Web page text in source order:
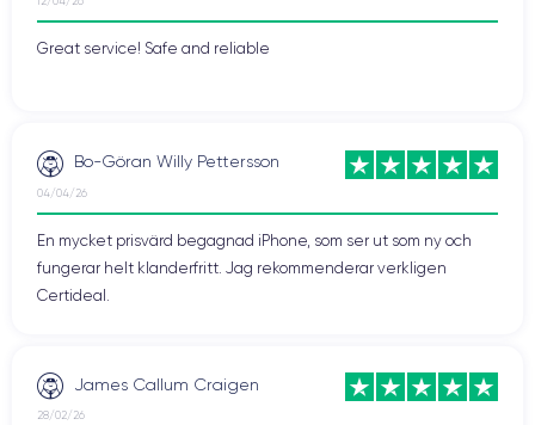
Great service! Safe and reliable
Bo-Göran Willy Pettersson
04/04/26
En mycket prisvärd begagnad iPhone, som ser ut som ny och
fungerar helt klanderfritt. Jag rekommenderar verkligen
Certideal.
James Callum Craigen
28/02/26